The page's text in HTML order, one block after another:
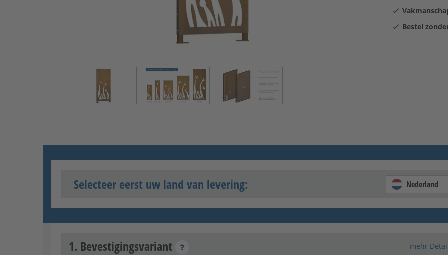
Bestel
Selecteer eerst uw land van levering: Nederland
1. Bevestigingsvariant mehr